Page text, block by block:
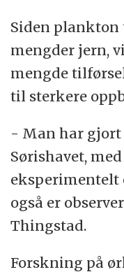
Siden plankton
mengder jern,
mengde
til sterkere
- Man har gjort
Sørishavet,
eksperimentelt
også er
Thingstad.
Forskning på